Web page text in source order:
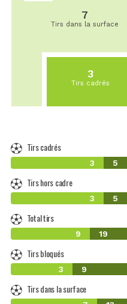
7
Tirs dans la surface
3
Tirs cadrés
Tirs cadrés
3 5
Tirs hors cadre
3 5
Total tirs
9 19
Tirs bloqués
3 9
Tirs dans la surface